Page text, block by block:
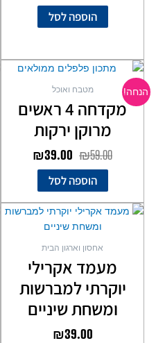
הוספה לסל
הנחה! מטבח ואוכל
מקדחה 4 ראשים
מרוקן ירקות
₪59.00
המחיר
המקורי
היה:
₪59.00.
₪39.00
₪39.00.
הוספה לסל
אחסון וארגון הבית
מעמד אקרילי
יוקרתי למברשות
ומשחת שיניים
₪39.00